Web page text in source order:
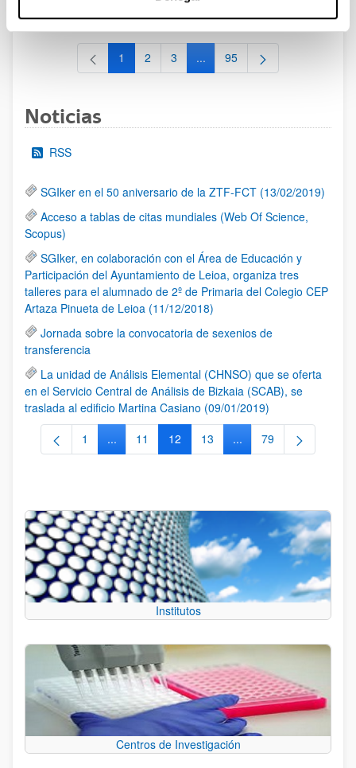
al 30/07/2026 (ambos incluídos)
Página
1 Página
2 Página
3 ...Páginas intermedias Use TAB
Página
95
Noticias
RSS
SGIker en el 50 aniversario de la ZTF-FCT (13/02/2019)
Acceso a tablas de citas mundiales (Web Of Science,
Scopus)
SGIker, en colaboración con el Área de Educación y
Participación del Ayuntamiento de Leioa, organiza tres
talleres para el alumnado de 2º de Primaria del Colegio CEP
Artaza Pinueta de Leioa (11/12/2018)
Jornada sobre la convocatoria de sexenios de
transferencia
La unidad de Análisis Elemental (CHNSO) que se oferta
en el Servicio Central de Análisis de Bizkaia (SCAB), se
traslada al edificio Martina Casiano (09/01/2019)
Página
1 ...Páginas intermedias Use TAB para desplazarse.
Página
11 Página
12 Página
13 ...Páginas intermedias
Página
79
Institutos
Centros de Investigación